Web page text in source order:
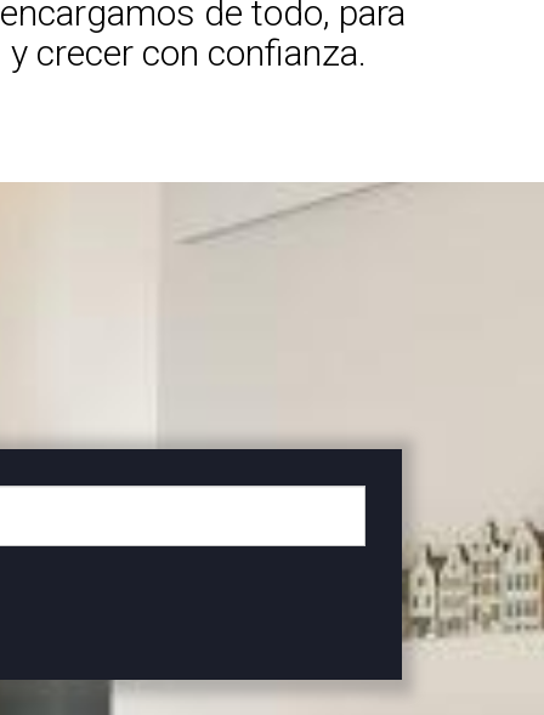
de todo, para
crecer con confianza.